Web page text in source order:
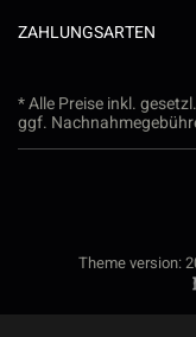
ZAHLUNGSARTEN
* Alle Preise inkl.
ggf.
Theme version: